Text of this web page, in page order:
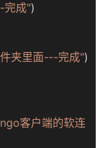
完成")
夹里面---完成")
客户端的软连